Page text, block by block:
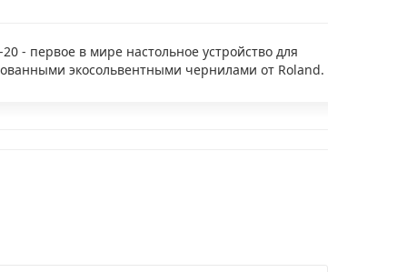
- первое в мире настольное устройство для
экосольвентными чернилами от Roland.